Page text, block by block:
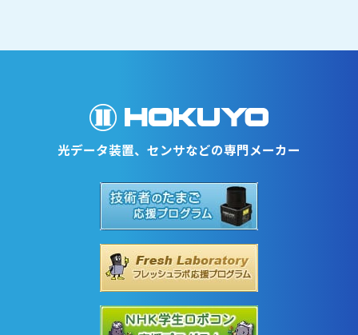
光データ装置、センサなどの専門メーカー